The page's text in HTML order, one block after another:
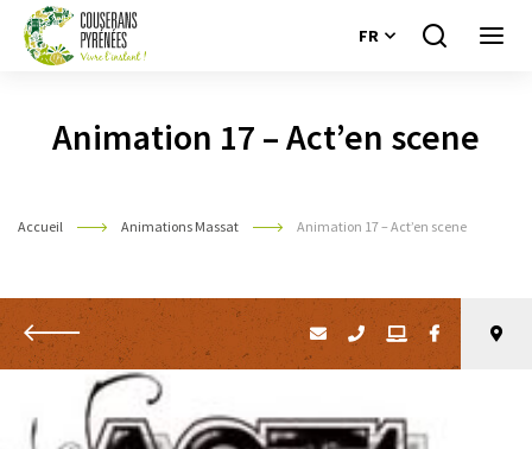
FR
Je
Animation 17 – Act’en scene
Accueil Animations Massat Animation 17 – Act’en scene
Retour